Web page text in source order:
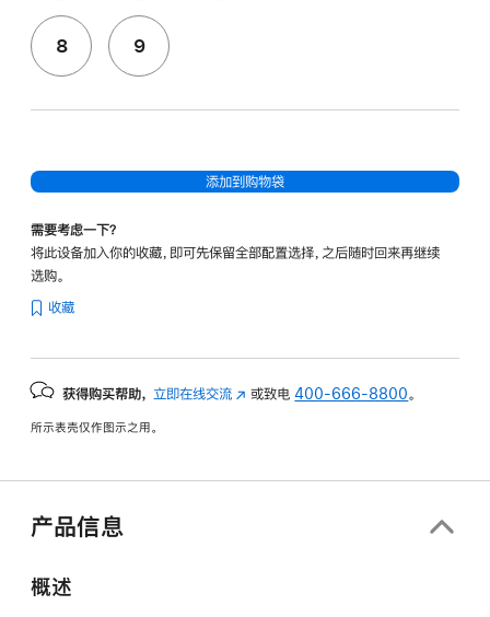
8 9
添加到购物袋
需要考虑一下？
将此设备加入你的收藏，即可先保留全部配置选择，之后随时回来再继续
选购。
收藏
获得购买帮助， 立即在线交流 (在
中
或致电400-666-8800 。
所示表壳仅作图示之用。
产品信息
概述